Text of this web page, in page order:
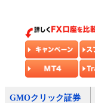
GMOクリック証券